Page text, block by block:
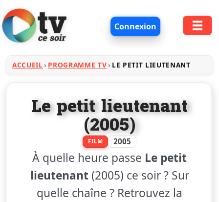
Connexion
ACCUEIL PROGRAMME TV LE PETIT LIEUTENANT
Le petit lieutenant
(2005)
FILM 2005
À quelle heure passe Le petit
lieutenant(2005) ce soir ? Sur
quelle chaîne ? Retrouvez la